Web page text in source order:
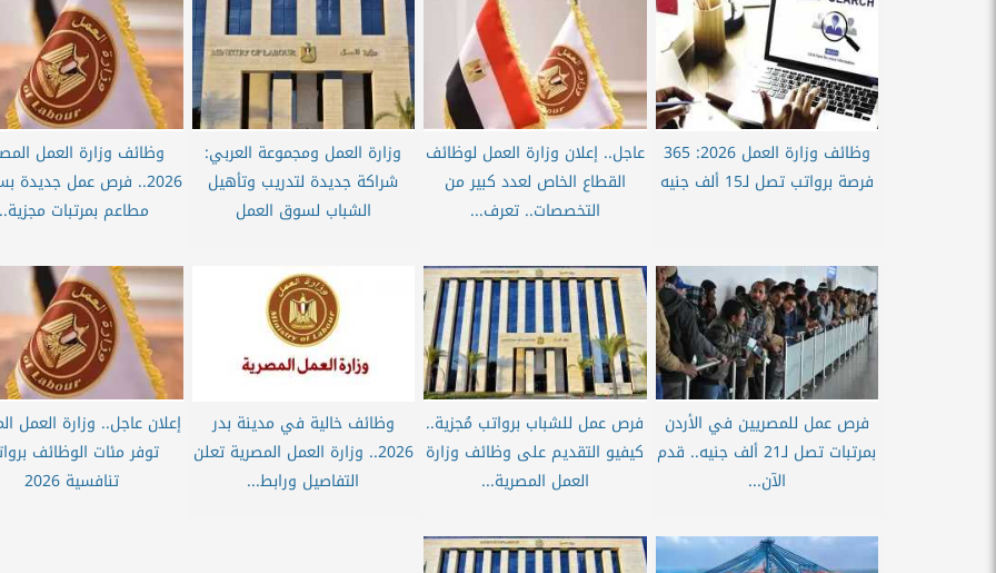
وظائف وزارة العمل 2026: 365
فرصة برواتب تصل لـ15 ألف جنيه
عاجل.. إعلان وزارة العمل لوظائف
القطاع الخاص لعدد كبير من
التخصصات.. تعرف...
وزارة العمل ومجموعة العربي:
شراكة جديدة لتدريب وتأهيل
الشباب لسوق العمل
وظائف وزارة العمل
2026.. فرص عمل جديدة
مطاعم بمرتبات
فرص عمل للمصريين في الأردن
بمرتبات تصل لـ21 ألف جنيه.. قدم
الآن...
فرص عمل للشباب برواتب مُجزية..
كيفيو التقديم على وظائف وزارة
العمل المصرية...
وظائف خالية في مدينة بدر
2026.. وزارة العمل المصرية تعلن
التفاصيل ورابط...
إعلان عاجل.. وزارة العمل
توفر مئات الوظائف
تنافسية 2026